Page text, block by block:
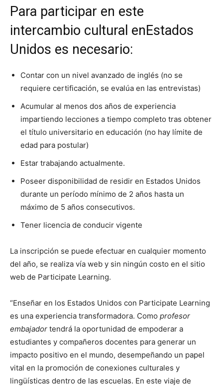
Para participar en este
intercambio cultural enEstados
Unidos es necesario:
Contar con un nivel avanzado de inglés (no se
requiere certificación, se evalúa en las entrevistas)
Acumular al menos dos años de experiencia
impartiendo lecciones a tiempo completo tras obtener
el título universitario en educación (no hay límite de
edad para postular)
Estar trabajando actualmente.
Poseer disponibilidad de residir en Estados Unidos
durante un período mínimo de 2 años hasta un
máximo de 5 años consecutivos.
Tener licencia de conducir vigente
La inscripción se puede efectuar en cualquier momento
del año, se realiza vía web y sin ningún costo en el sitio
web de Participate Learning.
“Enseñar en los Estados Unidos con Participate Learning
es una experiencia transformadora. Como profesor
embajador tendrá la oportunidad de empoderar a
estudiantes y compañeros docentes para generar un
impacto positivo en el mundo, desempeñando un papel
vital en la promoción de conexiones culturales y
lingüísticas dentro de las escuelas. En este viaje de